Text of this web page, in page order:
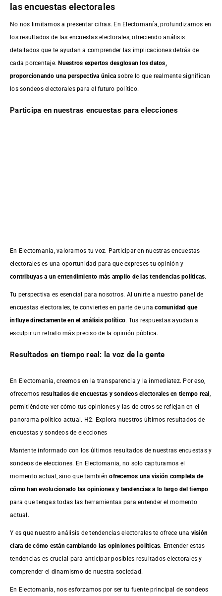
las encuestas electorales
No nos limitamos a presentar cifras. En Electomanía, profundizamos en
los resultados de las encuestas electorales, ofreciendo análisis
detallados que te ayudan a comprender las implicaciones detrás de
cada porcentaje.Nuestros expertos desglosan los datos,
proporcionando una perspectiva única sobre lo que realmente significan
los sondeos electorales para el futuro político.
Participa en nuestras encuestas para elecciones
En Electomanía, valoramos tu voz. Participar en nuestras encuestas
electorales es una oportunidad para que expreses tu opinión y
contribuyas a un entendimiento más amplio de las tendencias políticas.
Tu perspectiva es esencial para nosotros. Al unirte a nuestro panel de
encuestas electorales, te conviertes en parte de unacomunidad que
influye directamente en el análisis político. Tus respuestas ayudan a
esculpir un retrato más preciso de la opinión pública.
Resultados en tiempo real: la voz de la gente
En Electomanía, creemos en la transparencia y la inmediatez. Por eso,
ofrecemos resultados deencuestas y sondeos electorales en tiempo real
permitiéndote ver cómo tus opiniones y las de otros se reflejan en el
panorama político actual. H2: Explora nuestros últimos resultados de
encuestas y sondeos de elecciones
Mantente informado con los últimos resultados de nuestras encuestasy
sondeos de elecciones. En Electomania, no solo capturamos el
momento actual, sino que tambiénofrecemos una visión completa de
cómo han evolucionado las opiniones y tendencias a lo largo del tiempo
para que tengas todas las herramientas para entender el momento
actual.
Y es que nuestro análisis de tendencias electorales te ofrece una visión
clara de cómo están cambiando las opiniones políticas. Entender estas
tendencias es crucial para anticipar posibles resultados electorales y
comprender el dinamismo de nuestra sociedad.
En Electomanía, nos esforzamos por ser tu fuente principal de sondeos